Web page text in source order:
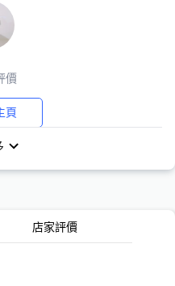
價
頁
店家評價